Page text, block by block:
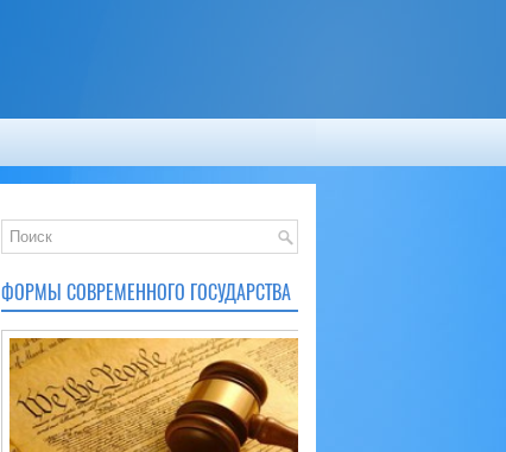
ФОРМЫ СОВРЕМЕННОГО ГОСУДАРСТВА